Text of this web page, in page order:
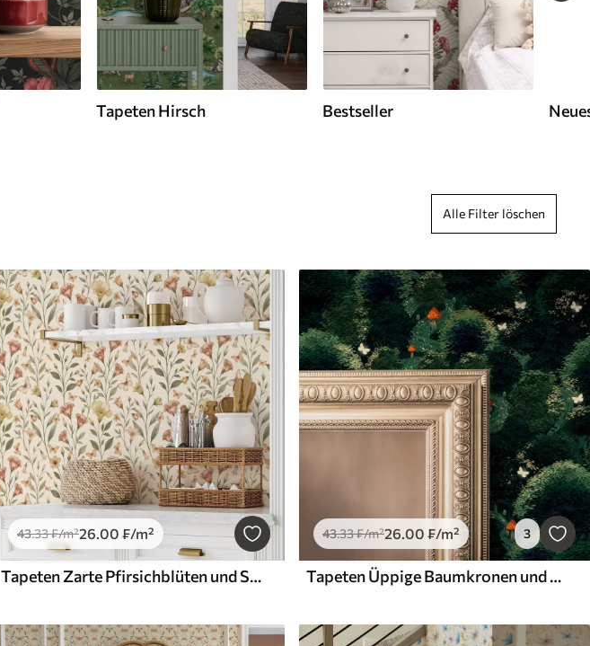
Tapeten Hirsch Bestseller
Alle Filter löschen
43.33₣/m²26.00 ₣/m²
Tapeten Zarte Pfirsichblüten und Schmetterlinge auf warmem Cremehintergrund
43.33₣/m²26.00 ₣/m² 3
Tapeten Üppige Baumkronen und bunte Pilze